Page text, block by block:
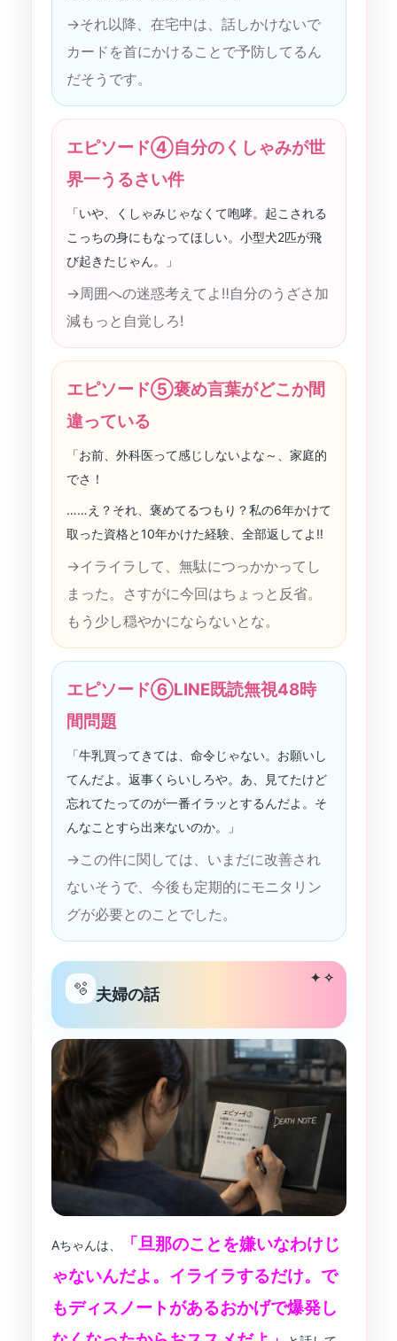
→それ以降、在宅中は、話しかけないで
カードを首にかけることで予防してるん
だそうです。
エピソード④自分のくしゃみが世
界一うるさい件
「いや、くしゃみじゃなくて咆哮。起こされる
こっちの身にもなってほしい。小型犬2匹が飛
び起きたじゃん。」
→周囲への迷惑考えてよ‼︎自分のうざさ加
減もっと自覚しろ!
エピソード⑤褒め言葉がどこか間
違っている
「お前、外科医って感じしないよな～、家庭的
でさ！
……え？それ、褒めてるつもり？私の6年かけて
取った資格と10年かけた経験、全部返してよ‼︎
→イライラして、無駄につっかかってし
まった。さすがに今回はちょっと反省。
もう少し穏やかにならないとな。
エピソード⑥LINE既読無視48時
間問題
「牛乳買ってきては、命令じゃない。お願いし
てんだよ。返事くらいしろや。あ、見てたけど
忘れてたってのが一番イラッとするんだよ。そ
んなことすら出来ないのか。」
→この件に関しては、いまだに改善され
ないそうで、今後も定期的にモニタリン
グが必要とのことでした。
🫧 夫婦の話
✦ ✧
Aちゃんは、
「旦那のことを嫌いなわけじ
ゃないんだよ。イライラするだけ。で
もディスノートがあるおかげで爆発し